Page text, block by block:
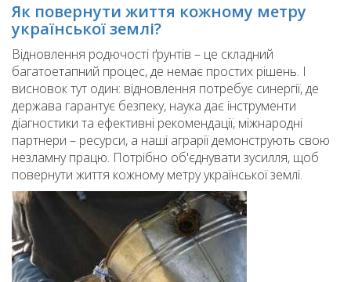
Як повернути життя кожному метру
української землі?
Відновлення родючості ґрунтів – це складний
багатоетапний процес, де немає простих рішень. І
висновок тут один: відновлення потребує синергії, де
держава гарантує безпеку, наука дає інструменти
діагностики та ефективні рекомендації, міжнародні
партнери – ресурси, а наші аграрії демонструють свою
незламну працю. Потрібно об'єднувати зусилля, щоб
повернути життя кожному метру української землі.